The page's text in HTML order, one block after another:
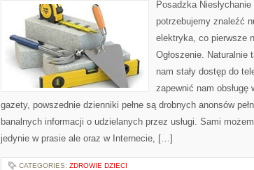
Posadzka
potrzebujemy znaleźć
elektryka, co pierwsze
Ogłoszenie. Naturalnie
nam stały dostęp do
zapewnić nam
gazety, powszednie dzienniki pełne są drobnych anonsów
banalnych informacji o udzielanych przez usługi. Sami
jedynie w prasie ale oraz w Internecie, […]
CATEGORIES: ZDROWIE DZIECI